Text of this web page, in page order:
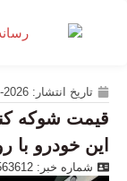
تاریخ انتشار: 2026-06-06
قیمت شوکه
این خودرو
شماره خبر: 563612